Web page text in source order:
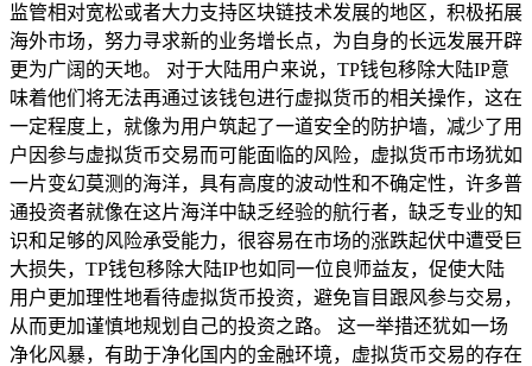
监管相对宽松或者大力支持区块链技术发展的地区，积极拓展
海外市场，努力寻求新的业务增长点，为自身的长远发展开辟
更为广阔的天地。 对于大陆用户来说，TP钱包移除大陆IP意
味着他们将无法再通过该钱包进行虚拟货币的相关操作，这在
一定程度上，就像为用户筑起了一道安全的防护墙，减少了用
户因参与虚拟货币交易而可能面临的风险，虚拟货币市场犹如
一片变幻莫测的海洋，具有高度的波动性和不确定性，许多普
通投资者就像在这片海洋中缺乏经验的航行者，缺乏专业的知
识和足够的风险承受能力，很容易在市场的涨跌起伏中遭受巨
大损失，TP钱包移除大陆IP也如同一位良师益友，促使大陆
用户更加理性地看待虚拟货币投资，避免盲目跟风参与交易，
从而更加谨慎地规划自己的投资之路。 这一举措还犹如一场
净化风暴，有助于净化国内的金融环境，虚拟货币交易的存在